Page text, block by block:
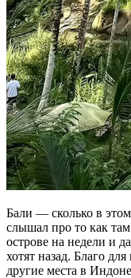
Бали — сколько в
слышал про то как
острове на недели и
хотят назад. Благо
другие места в